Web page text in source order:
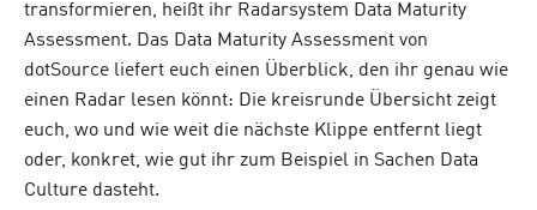
transformieren, heißt ihr Radarsystem Data Maturity
Assessment. Das Data Maturity Assessment von
dotSource liefert euch einen Überblick, den ihr genau wie
einen Radar lesen könnt: Die kreisrunde Übersicht zeigt
euch, wo und wie weit die nächste Klippe entfernt liegt
oder, konkret, wie gut ihr zum Beispiel in Sachen Data
Culture dasteht.